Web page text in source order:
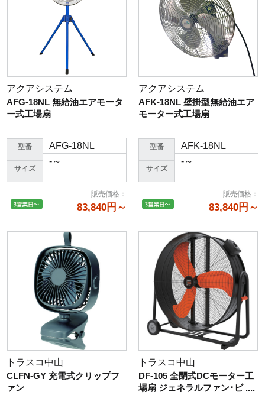
アクアシステム
AFG-18NL 無給油エアモータ
ー式工場扇
型番 AFG-18NL
サイズ
-～
販売価格 ：
83,840円～
アクアシステム
AFK-18NL 壁掛型無給油エア
モーター式工場扇
型番 AFK-18NL
サイズ
-～
販売価格 ：
83,840円～
トラスコ中山
CLFN-GY 充電式クリップフ
ァン
トラスコ中山
DF-105 全閉式DCモーター工
場扇 ジェネラルファン･ビ ....